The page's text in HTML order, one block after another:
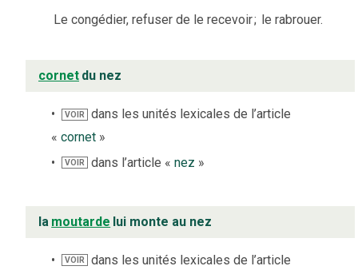
Le congédier, refuser de le recevoir; le rabrouer.
cornet du nez
VOIR
dans les unités lexicales de l’article
« cornet »
VOIR dans l’article «nez »
la moutarde lui monte au nez
VOIR
dans les unités lexicales de l’article